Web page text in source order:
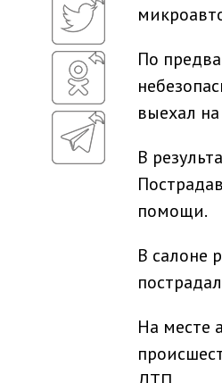
По
выехал
В
помощи.
В салоне
На месте